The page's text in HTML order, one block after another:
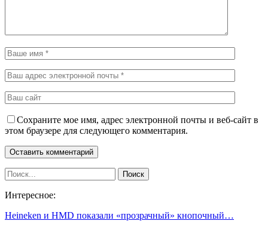
Сохраните мое имя, адрес электронной почты и веб-сайт в
этом браузере для следующего комментария.
Интересное:
Heineken и HMD показали «прозрачный» кнопочный…